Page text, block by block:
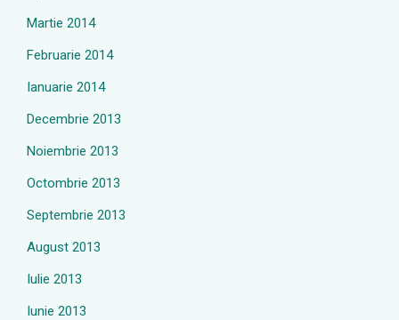
Martie 2014
Februarie 2014
Ianuarie 2014
Decembrie 2013
Noiembrie 2013
Octombrie 2013
Septembrie 2013
August 2013
Iulie 2013
Iunie 2013